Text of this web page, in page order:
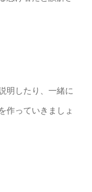
明したり、一緒に
作っていきましょ